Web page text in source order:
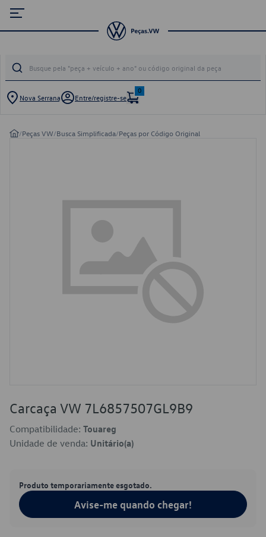
Nova Serrana Entre/registre-se
0
/Peças VW/Busca Simplificada/Peças por Código Original
Carcaça VW 7L6857507GL9B9
Compatibilidade: Touareg
Unidade de venda: Unitário(a)
Produto temporariamente esgotado.
Avise-me quando chegar!